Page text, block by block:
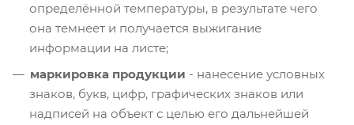
определённой температуры, в результате чего
она темнеет и получается выжигание
информации на листе;
маркировка продукции - нанесение условных
знаков, букв, цифр, графических знаков или
надписей на объект с целью его дальнейшей